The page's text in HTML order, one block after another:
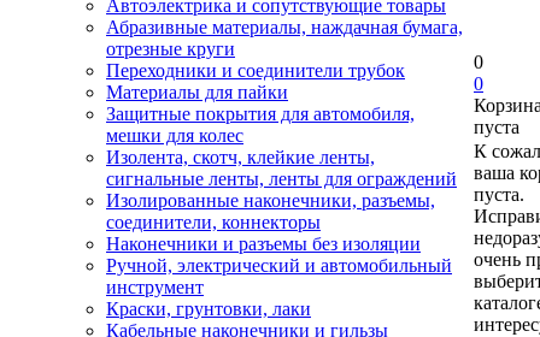
Автоэлектрика и сопутствующие товары
Абразивные материалы, наждачная бумага,
отрезные круги
Переходники и соединители трубок
Материалы для пайки
Защитные покрытия для автомобиля,
мешки для колес
Изолента, скотч, клейкие ленты,
сигнальные ленты, ленты для ограждений
Изолированные наконечники, разъемы,
соединители, коннекторы
Наконечники и разъемы без изоляции
Ручной, электрический и автомобильный
инструмент
Краски, грунтовки, лаки
Кабельные наконечники и гильзы
0
0
пуста
К
ваша
пуста.
очень